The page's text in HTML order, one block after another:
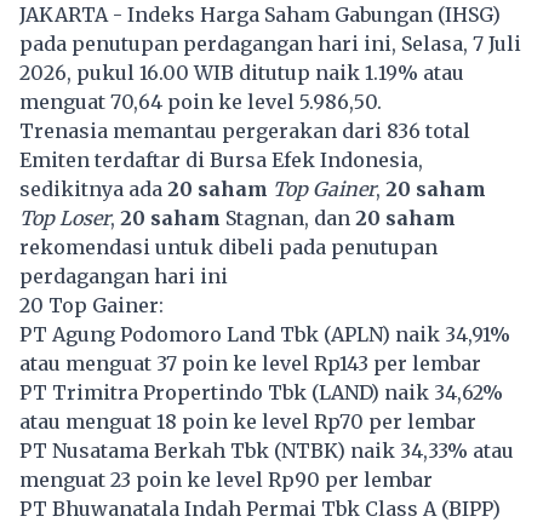
JAKARTA - Indeks Harga Saham Gabungan (IHSG)
pada penutupan perdagangan hari ini, Selasa, 7 Juli
2026, pukul 16.00 WIB ditutup naik 1.19% atau
menguat 70,64 poin ke level 5.986,50.
Trenasia memantau pergerakan dari 836 total
Emiten terdaftar di Bursa Efek Indonesia,
sedikitnya ada 20 saham Top Gainer, 20 saham
Top Loser, 20 saham Stagnan, dan 20 saham
rekomendasi untuk dibeli pada penutupan
perdagangan hari ini
20 Top Gainer:
PT Agung Podomoro Land Tbk (APLN) naik 34,91%
atau menguat 37 poin ke level Rp143 per lembar
PT Trimitra Propertindo Tbk (LAND) naik 34,62%
atau menguat 18 poin ke level Rp70 per lembar
PT Nusatama Berkah Tbk (NTBK) naik 34,33% atau
menguat 23 poin ke level Rp90 per lembar
PT Bhuwanatala Indah Permai Tbk Class A (BIPP)